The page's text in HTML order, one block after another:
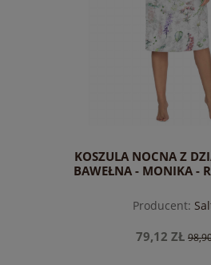
KOSZULA NOCNA Z
BAWEŁNA - MONIKA -
Producent:
79,12 ZŁ